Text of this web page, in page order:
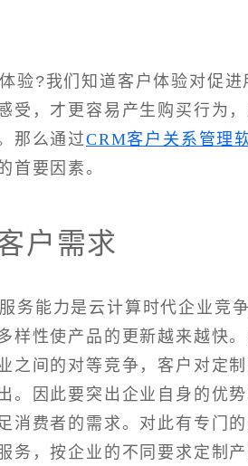
验?我们知道客户体验对促
受，才更容易产生购买行为
那么通过CRM客户关系管理
首要因素。
户需求
务能力是云计算时代企业竞
样性使产品的更新越来越快
之间的对等竞争，客户对定
。因此要突出企业自身的优
消费者的需求。对此有专门
务，按企业的不同要求定制